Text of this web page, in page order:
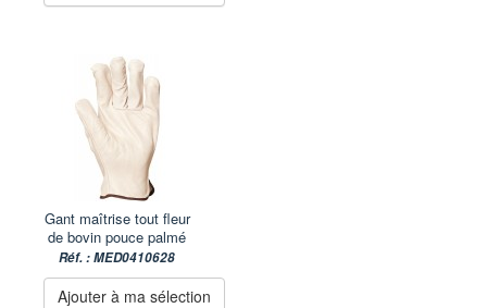
Gant maîtrise tout fleur
de bovin pouce palmé
Réf. : MED0410628
Ajouter à ma sélection